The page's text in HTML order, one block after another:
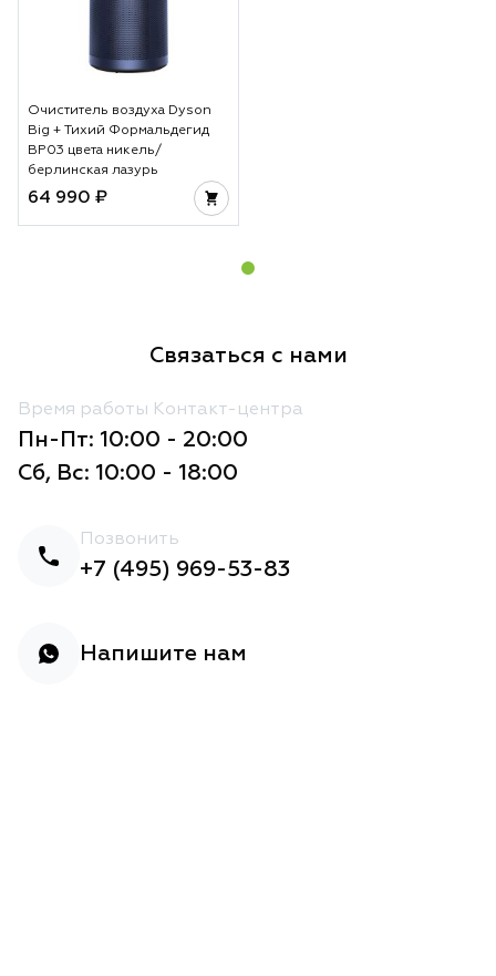
Очиститель воздуха Dyson
Big + Тихий Формальдегид
BP03 цвета никель/
берлинская лазурь
64 990 ₽
Связаться с нами
Время работы Контакт-центра
Пн-Пт: 10:00 - 20:00
Сб, Вс: 10:00 - 18:00
Позвонить
+7 (495) 969-53-83
Напишите нам